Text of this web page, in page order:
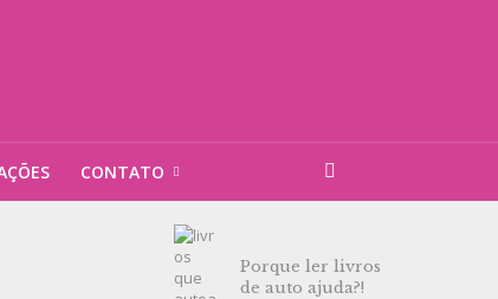
CONTATO
Porque ler livros
de auto ajuda?!